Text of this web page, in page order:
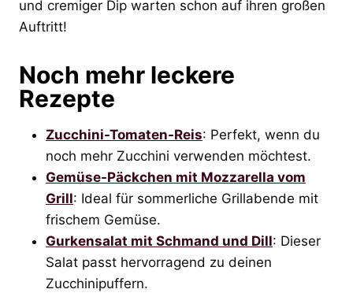
und cremiger Dip warten schon auf ihren großen
Auftritt!
Noch mehr leckere
Rezepte
Zucchini-Tomaten-Reis: Perfekt, wenn du
noch mehr Zucchini verwenden möchtest.
Gemüse-Päckchen mit Mozzarella vom
Grill: Ideal für sommerliche Grillabende mit
frischem Gemüse.
Gurkensalat mit Schmand und Dill: Dieser
Salat passt hervorragend zu deinen
Zucchinipuffern.